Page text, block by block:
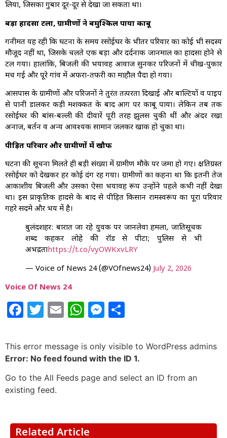
लिया, जिसका गुबार दूर-दूर से देखा जा सकता था।
बड़ा हादसा टला, ग्रामीणों ने बमुश्किल पाया काबू
गनीमत यह रही कि घटना के समय रसोईघर के भीतर परिवार का कोई भी सदस्य
मौजूद नहीं था, जिसके चलते एक बड़ा और दर्दनाक जानमाल का हादसा होने से
टल गया। हालांकि, बिजली की भयावह आवाज सुनकर परिजनों में चीख-पुकार
मच गई और पूरे गांव में अफरा-तफरी का माहौल पैदा हो गया।
आसपास के ग्रामीणों और परिजनों ने तुरंत तत्परता दिखाई और बाल्टियों व पाइप
से पानी डालकर कड़ी मशक्कत के बाद आग पर काबू पाया। लेकिन तब तक
रसोईघर की बांस-बल्ली की दीवारें पूरी तरह झुलस चुकी थीं और अंदर रखा
अनाज, बर्तन व अन्य आवश्यक सामान जलकर खाक हो चुका था।
पीड़ित परिवार और ग्रामीणों में खौफ
घटना की सूचना मिलते ही बड़ी संख्या में ग्रामीण मौके पर जमा हो गए। क्षतिग्रस्त
रसोईघर को देखकर हर कोई दंग रह गया। ग्रामीणों का कहना था कि इतनी तेज
आकाशीय बिजली और उसका ऐसा भयावह रूप उन्होंने पहले कभी नहीं देखा
था। इस प्राकृतिक हादसे के बाद से पीड़ित किसान रामस्वरूप का पूरा परिवार
गहरे सदमे और भय में है।
बुलंदशहर: बारात जा रहे युवक पर जानलेवा हमला, जातिसूचक
शब्द कहकर लोहे की रॉड से पीटा; पुलिस से भी
अभद्रताhttps://t.co/vyOWKxvLRY
— Voice of News 24 (@VOfnews24) July 2, 2026
Voice Of News 24
Facebook
Twitter
EmailWhatsApp
Messenger
This error message is only visible to WordPress admins
Error: No feed found with the ID 1.
Go to the All Feeds page and select an ID from an
existing feed.
Related Article